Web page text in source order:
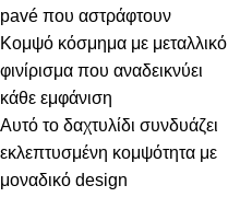
pavé που αστράφτουν
Κομψό κόσμημα με μεταλλικό
φινίρισμα που αναδεικνύει
κάθε εμφάνιση
Αυτό το δαχτυλίδι συνδυάζει
εκλεπτυσμένη κομψότητα με
μοναδικό design